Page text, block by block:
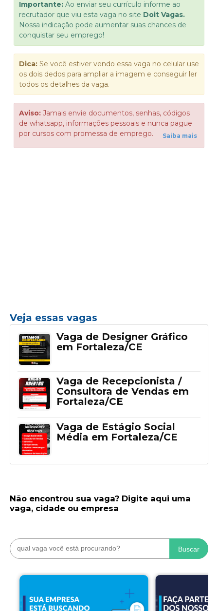
Importante: Ao enviar seu currículo informe ao
recrutador que viu esta vaga no site Doit Vagas.
Nossa indicação pode aumentar suas chances de
conquistar seu emprego!
Dica: Se você estiver vendo essa vaga no celular use
os dois dedos para ampliar a imagem e conseguir ler
todos os detalhes da vaga.
Aviso: Jamais envie documentos, senhas, códigos
de whatsapp, informações pessoais e nunca pague
por cursos com promessa de emprego.
Saiba mais
Veja essas vagas
Vaga de Designer Gráfico
em Fortaleza/CE
Vaga de Recepcionista /
Consultora de Vendas em
Fortaleza/CE
Vaga de Estágio Social
Média em Fortaleza/CE
Não encontrou sua vaga? Digite aqui uma
vaga, cidade ou empresa
Buscar